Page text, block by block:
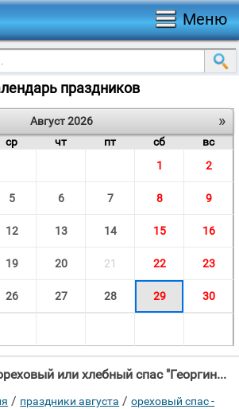
Меню
праздников
»
Август 2026
ср чт пт сб
вс
1
2
5 6 7 8 9
12 13 14 15 16
19 20 21 22 23
26 27 28 29 30
Поздравления на ореховый или хлебный спас "Георгины склонились у паперти, Словно молятся молча за нас, Россыпь темных"
/ праздники августа /ореховый спас -